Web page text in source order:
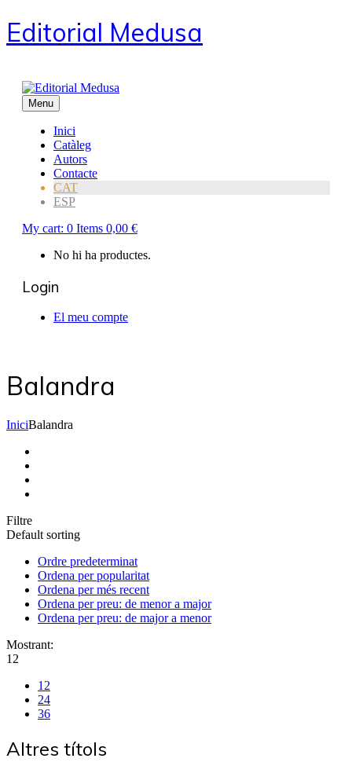
Editorial Medusa
Menu
Inici
Catàleg
Autors
Contacte
CAT
ESP
My cart: 0 Items 0,00 €
No hi ha productes.
Login
El meu compte
Balandra
IniciBalandra
Filtre
Default sorting
Ordre predeterminat
Ordena per popularitat
Ordena per més recent
Ordena per preu: de menor a major
Ordena per preu: de major a menor
Mostrant:
12
12
24
36
Altres títols